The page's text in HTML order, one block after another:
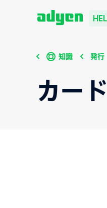
知識 発行
カー